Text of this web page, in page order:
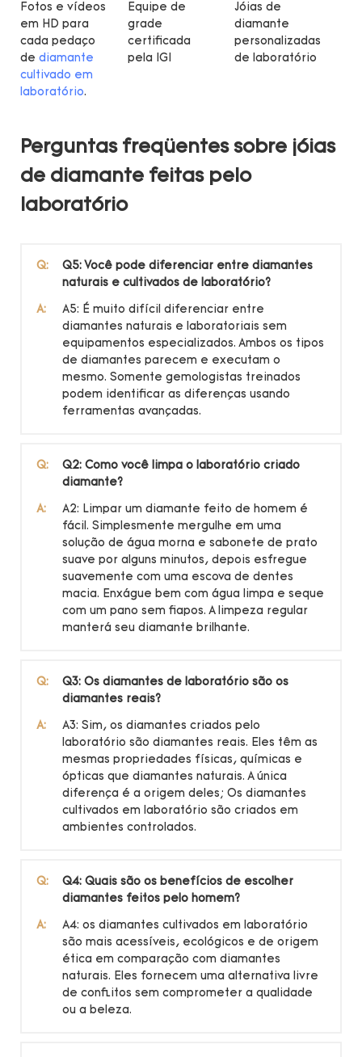
Fotos e vídeos
em HD para
cada pedaço
de diamante
cultivado em
laboratório.
Equipe de
grade
certificada
pela IGI
Jóias de
diamante
personalizadas
de laboratório
Perguntas freqüentes sobre jóias
de diamante feitas pelo
laboratório
Q:
Q5: Você pode diferenciar entre diamantes
naturais e cultivados de laboratório?
A:
A5: É muito difícil diferenciar entre
diamantes naturais e laboratoriais sem
equipamentos especializados. Ambos os tipos
de diamantes parecem e executam o
mesmo. Somente gemologistas treinados
podem identificar as diferenças usando
ferramentas avançadas.
Q:
Q2: Como você limpa o laboratório criado
diamante?
A:
A2: Limpar um diamante feito de homem é
fácil. Simplesmente mergulhe em uma
solução de água morna e sabonete de prato
suave por alguns minutos, depois esfregue
suavemente com uma escova de dentes
macia. Enxágue bem com água limpa e seque
com um pano sem fiapos. A limpeza regular
manterá seu diamante brilhante.
Q:
Q3: Os diamantes de laboratório são os
diamantes reais?
A:
A3: Sim, os diamantes criados pelo
laboratório são diamantes reais. Eles têm as
mesmas propriedades físicas, químicas e
ópticas que diamantes naturais. A única
diferença é a origem deles; Os diamantes
cultivados em laboratório são criados em
ambientes controlados.
Q:
Q4: Quais são os benefícios de escolher
diamantes feitos pelo homem?
A:
A4: os diamantes cultivados em laboratório
são mais acessíveis, ecológicos e de origem
ética em comparação com diamantes
naturais. Eles fornecem uma alternativa livre
de conflitos sem comprometer a qualidade
ou a beleza.